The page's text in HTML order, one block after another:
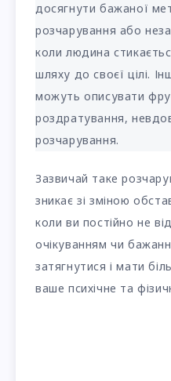
досягнути бажаної
розчарування або
коли людина
шляху до своєї цілі.
можуть описувати
роздратування,
розчарування.
Зазвичай таке
зникає зі зміною
коли ви постійно не
очікуванням чи
затягнутися і мати
ваше психічне та